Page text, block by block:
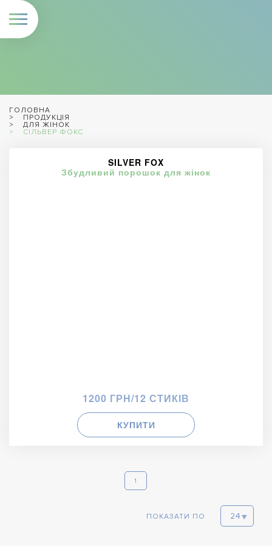
ГОЛОВНА
ПРОДУКЦІЯ
ДЛЯ ЖІНОК
СІЛЬВЕР ФОКС
SILVER FOX
Збудливий порошок для жінок
1200 ГРН/12 СТИКІВ
КУПИТИ
1
ПОКАЗАТИ ПО